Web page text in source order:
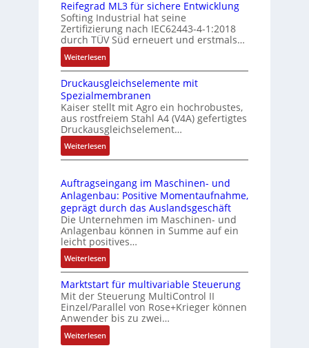
e
t
r
i
e
-
P
C
l
ä
s
s
s
c
h
f
l
e
x
i
b
e
l
f
f
u
n
k
m
o
d
u
l
e
b
r
i
n
e
n
4
G
u
n
d
5
G
a
Reifegrad ML3 für sichere Entwicklung
Softing Industrial hat seine
Zertifizierung nach IEC62443-4-1:2018
durch TÜV Süd erneuert und erstmals…
Weiterlesen:
I
E
C
6
2
4
4
3
Z
e
r
t
i
i
e
r
n
Druckausgleichselemente mit
Spezialmembranen
Kaiser stellt mit Agro ein hochrobustes,
aus rostfreiem Stahl A4 (V4A) gefertigtes
Druckausgleichselement…
Weiterlesen:
D
u
c
k
a
u
s
g
l
e
i
c
h
s
Auftragseingang im Maschinen- und
Anlagenbau: Positive Momentaufnahme,
geprägt durch das Auslandsgeschäft
Die Unternehmen im Maschinen- und
Anlagenbau können in Summe auf ein
leicht positives…
Weiterlesen:
A
u
f
t
r
a
Marktstart für multivariable Steuerung
Mit der Steuerung MultiControl II
Einzel/Parallel von Rose+Krieger können
Anwender bis zu zwei…
Weiterlesen: